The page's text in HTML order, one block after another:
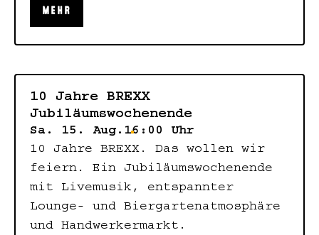
MEHR
10 Jahre BREXX
Jubiläumswochenende
Sa. 15. Aug. 16:00 Uhr
10 Jahre BREXX. Das wollen wir
feiern. Ein Jubiläumswochenende
mit Livemusik, entspannter
Lounge- und Biergartenatmosphäre
und Handwerkermarkt.